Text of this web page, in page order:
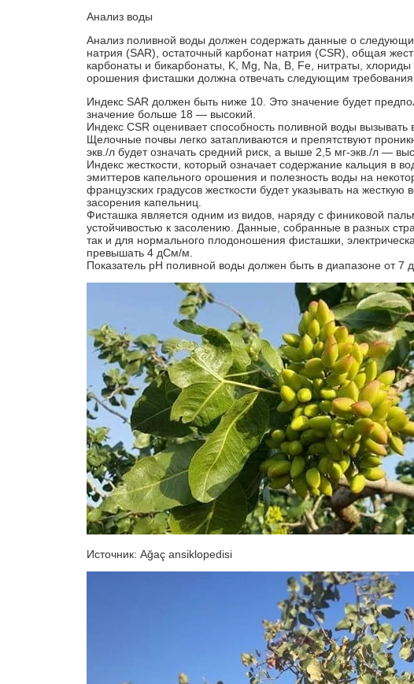
Анализ воды
Анализ поливной воды должен содержать данные о
натрия (SAR), остаточный карбонат натрия (CSR), общая
карбонаты и бикарбонаты, K, Mg, Na, B, Fe, нитраты,
орошения фисташки должна отвечать следующим
Индекс SAR должен быть ниже 10. Это значение будет
значение больше 18 — высокий.
Индекс CSR оценивает способность поливной воды вызывать
Щелочные почвы легко затапливаются и препятствуют
экв./л будет означать средний риск, а выше 2,5 мг-экв./л —
Индекс жесткости, который означает содержание кальция в
эмиттеров капельного орошения и полезность воды на
французских градусов жесткости будет указывать на жесткую
засорения капельниц.
Фисташка является одним из видов, наряду с финиковой
устойчивостью к засолению. Данные, собранные в разных
так и для нормального плодоношения фисташки,
превышать 4 дСм/м.
Показатель рН поливной воды должен быть в диапазоне от 7
Источник: Ağaç ansiklopedisi